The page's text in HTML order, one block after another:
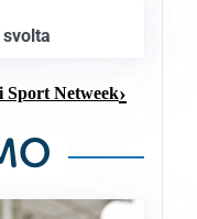
Sport Netweek